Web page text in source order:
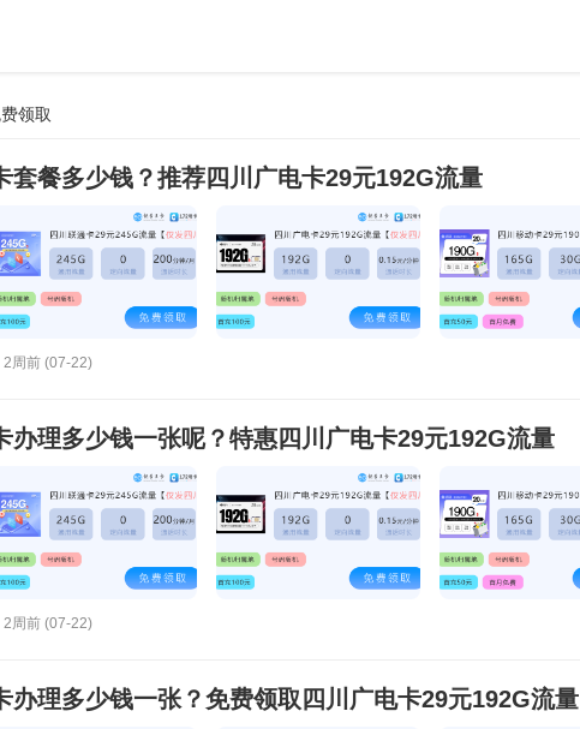
领取
套餐多少钱？推荐四川广电卡29元192G流量
2周前 (07-22)
办理多少钱一张呢？特惠四川广电卡29元192G流量
2周前 (07-22)
办理多少钱一张？免费领取四川广电卡29元192G流量